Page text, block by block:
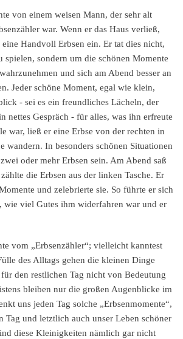
von einem weisen Mann, der sehr alt
war. Wenn er das Haus verließ,
Handvoll Erbsen ein. Er tat dies nicht,
spielen, sondern um die schönen Momente
und sich am Abend besser an
Jeder schöne Moment, egal wie klein,
- sei es ein freundliches Lächeln, der
nettes Gespräch - für alles, was ihn erfreute
war, ließ er eine Erbse von der rechten in
wandern. In besonders schönen Situationen
oder mehr Erbsen sein. Am Abend saß
die Erbsen aus der linken Tasche. Er
und zelebrierte sie. So führte er sich
wie viel Gutes ihm widerfahren war und er
vom „Erbsenzähler“; vielleicht kanntest
des Alltags gehen die kleinen Dinge
den restlichen Tag nicht von Bedeutung
bleiben nur die großen Augenblicke im
uns jeden Tag solche „Erbsenmomente“,
Tag und letztlich auch unser Leben schöner
diese Kleinigkeiten nämlich gar nicht